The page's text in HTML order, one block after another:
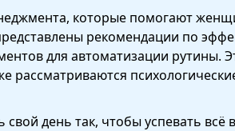
которые помогают
рекомендации по
для автоматизации рутины.
день так, чтобы успевать